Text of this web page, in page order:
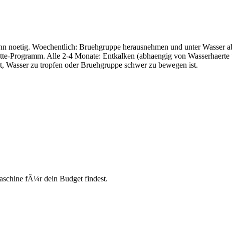
Woechentlich: Bruehgruppe herausnehmen und unter Wasser
Programm. Alle 2-4 Monate: Entkalken (abhaengig von
zu tropfen oder Bruehgruppe schwer zu bewegen ist.
fÃ¼r dein Budget findest.